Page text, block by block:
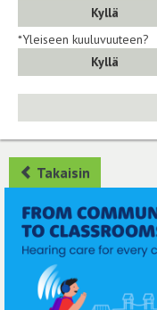
Kyllä
*Yleiseen kuuluvuuteen?
Kyllä
Takaisin